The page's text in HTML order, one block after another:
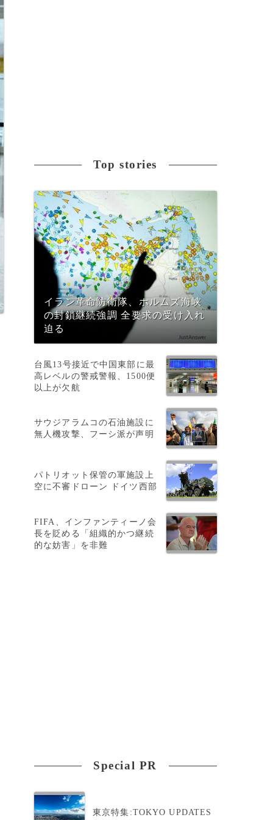
Top stories
イラン革命防衛隊、ホルムズ海峡
の封鎖継続強調 全要求の受け入れ
迫る
台風13号接近で中国東部に最
高レベルの警戒警報、1500便
以上が欠航
サウジアラムコの石油施設に
無人機攻撃、フーシ派が声明
パトリオット保管の軍施設上
空に不審ドローン ドイツ西部
FIFA、インファンティーノ会
長を貶める「組織的かつ継続
的な妨害」を非難
Special PR
東京特集:TOKYO UPDATES